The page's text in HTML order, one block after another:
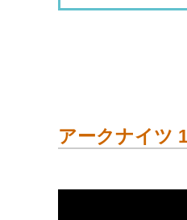
アークナイツ